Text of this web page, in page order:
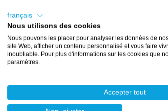
de pigmentspour voir quels
Les
Les dimensions :
français
Nous utilisons des cookies
Nous pouvons les placer pour analyser les données de
site Web, afficher un contenu personnalisé et vous faire
inoubliable. Pour plus d'informations sur les cookies que
paramètres.
Accepter tout